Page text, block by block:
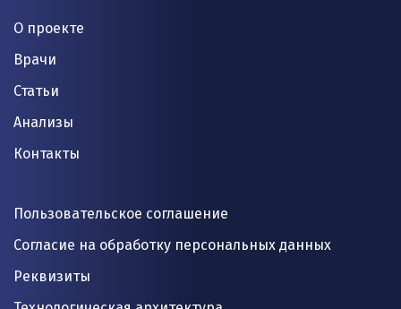
О проекте
Врачи
Статьи
Анализы
Контакты
Пользовательское соглашение
Согласие на обработку персональных данных
Реквизиты